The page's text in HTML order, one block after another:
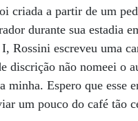
criada a partir de um
durante sua estadia
Rossini escreveu uma
discrição não nomeei o
minha. Espero que esse
um pouco do café tão